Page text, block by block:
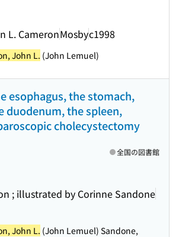
L. CameronMosbyc1998
John L. (John Lemuel)
esophagus, the stomach,
duodenum, the spleen,
cholecystectomy
; illustrated by Corinne Sandone
全国の図書館
John L. (John Lemuel) Sandone,